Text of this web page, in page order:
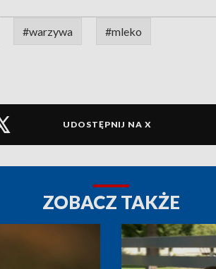
#warzywa #mleko
UDOSTĘPNIJ NA X
ZOBACZ TAKŻE